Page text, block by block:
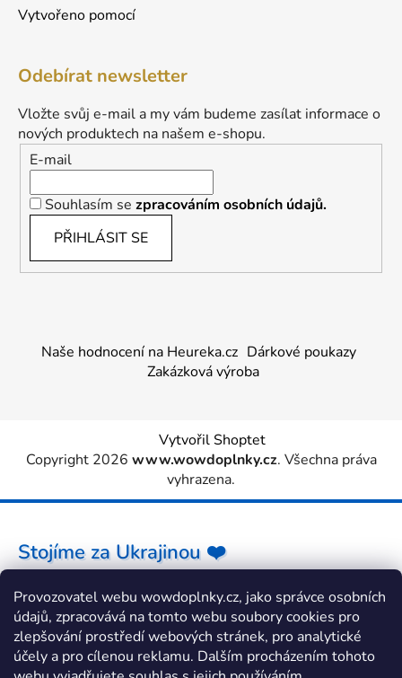
Provozovatel webu wowdoplnky.cz, jako správce osobních
údajů, zpracovává na tomto webu soubory cookies pro
zlepšování prostředí webových stránek, pro analytické
účely a pro cílenou reklamu. Dalším procházením tohoto
Vytvořeno pomocí
Odebírat newsletter
Vložte svůj e-mail a my vám budeme zasílat informace o
nových produktech na našem e-shopu.
E-mail
Souhlasím se zpracováním osobních údajů.
PŘIHLÁSIT SE
Naše hodnocení na Heureka.cz Dárkové poukazy
Zakázková výroba
Vytvořil Shoptet
Copyright 2026 www.wowdoplnky.cz. Všechna práva
vyhrazena.
Stojíme za Ukrajinou ❤️
Jak a čím pomoci »